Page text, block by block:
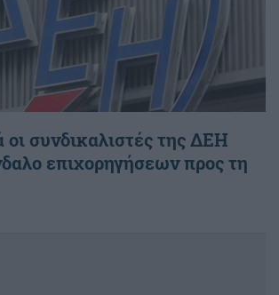
συνδικαλιστές της ΔΕΗ
επιχορηγήσεων προς τη